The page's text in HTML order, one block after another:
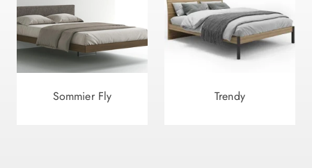
Sommier Fly Trendy